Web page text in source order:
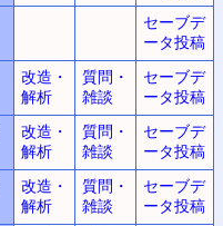
セーブデ
ータ投稿
改造・
解析
質問・
雑談
セーブデ
ータ投稿
改造・
解析
質問・
雑談
セーブデ
ータ投稿
改造・
解析
質問・
雑談
セーブデ
ータ投稿